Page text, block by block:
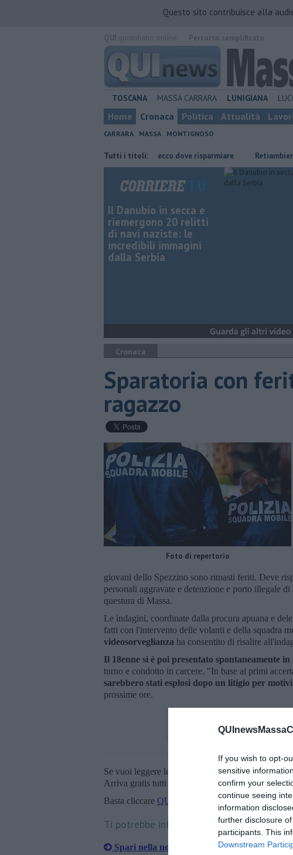
If you wish to opt-
sensitive
confirm your
continue seeing
information
further disclosure
participants. This
Downstream
Questo sito contribuisce alla
TOSCANA MASSA CARRARA LUNIGIANA
Home Cronaca Politica Attualità
CARRARA MASSA MONTIGNOSO
Tutti i titoli:
​Benzina, gasolio, gpl, ecco dove risparmiare Retiambiente,
Il Danubio in secca e
riemergono 20 relitti
di navi naziste: le
incredibili immagini
dalla Serbia
Cronaca
Sparatoria con
ragazzo
Foto di repertorio
giovani dello Spezzino sono rimasti feriti. Deve
personali aggravate e detenzione e porto illegale
questura di Massa.
Le indagini, coordinate dalla procura apuana e
fatti con l'intervento delle volanti e della squadra
videosorveglianza ha consentito di risalire
Il 18enne si è poi presentato spontaneamente in
turno e condotto in carcere. "In base ai primi
sarebbero stati esplosi dopo un litigio per
prossime ore.
Se vuoi leggere le notizie principali della Toscana
Arriva gratis tutti i giorni alle 20:00 direttamente
Basta cliccare QUI
Ti potrebbe interessare anche:
Spari nella notte, due giovani feriti in strada